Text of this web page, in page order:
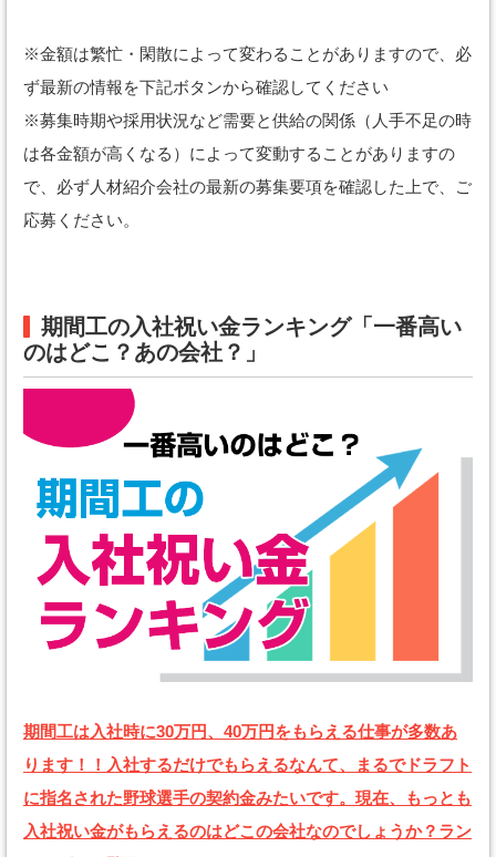
※金額は繁忙・閑散によって変わることがありますので、必
ず最新の情報を下記ボタンから確認してください
※募集時期や採用状況など需要と供給の関係（人手不足の時
は各金額が高くなる）によって変動することがありますの
で、必ず人材紹介会社の最新の募集要項を確認した上で、ご
応募ください。
期間工の入社祝い金ランキング「一番高い
のはどこ？あの会社？」
期間工は入社時に30万円、40万円をもらえる仕事が多数あ
ります！！入社するだけでもらえるなんて、まるでドラフト
に指名された野球選手の契約金みたいです。現在、もっとも
入社祝い金がもらえるのはどこの会社なのでしょうか？ラン